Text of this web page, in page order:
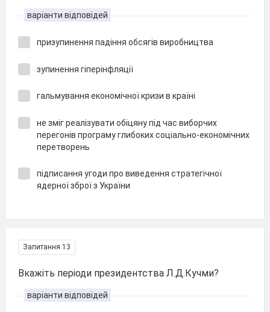
варіанти відповідей
призупинення падіння обсягів виробництва
зупинення гіперінфляції
гальмування економічної кризи в країні
не зміг реалізувати обіцяну під час виборчих
перегонів програму глибоких соціально-економічних
перетворень
підписання угоди про виведення стратегічної
ядерної зброї з України
Запитання 13
Вкажіть періоди президентства Л.Д.Кучми?
варіанти відповідей